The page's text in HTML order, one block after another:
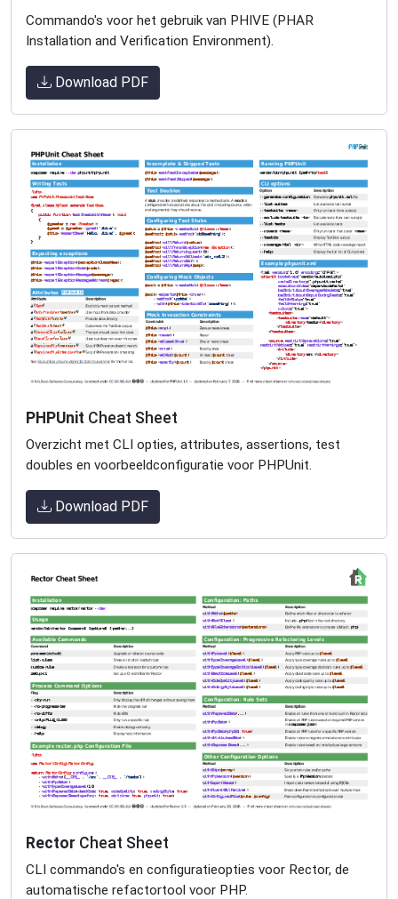
Commando's voor het gebruik van PHIVE (PHAR
Installation and Verification Environment).
Download PDF
PHPUnit Cheat Sheet
Overzicht met CLI opties, attributes, assertions, test
doubles en voorbeeldconfiguratie voor PHPUnit.
Download PDF
Rector Cheat Sheet
CLI commando's en configuratieopties voor Rector, de
automatische refactortool voor PHP.